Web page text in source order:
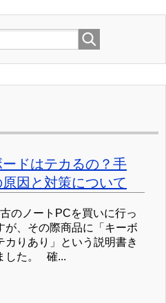
ドはテカるの？手
因と対策について
のノートPCを買いに行っ
が、その際商品に「キーボ
カりあり」という説明書き
した。 確...